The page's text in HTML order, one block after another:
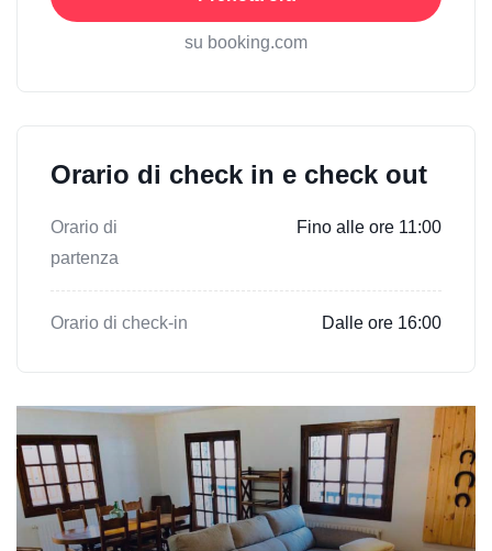
su booking.com
Orario di check in e check out
Orario di
partenza
Fino alle ore 11:00
Orario di check-in Dalle ore 16:00